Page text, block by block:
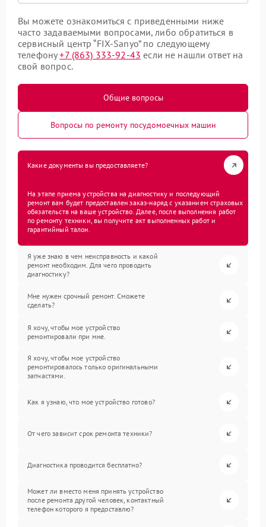
Вы можете ознакомиться с приведенными ниже
часто задаваемыми вопросами, либо обратиться в
сервисный центр “FIX-Sanyo” по следующему
телефону+7 (863) 333-92-43 если не нашли ответ на
свой вопрос.
Общие вопросы
Вопросы по ремонту посудомоечных машин
Какие документы вы предоставляете?
На этапе приема устройства на диагностику и последующий
ремонт вам будет предоставлен заказ-наряд с указанием страховых
обязательств на ваше устройство. Далее, после выполнения работ
по ремонту техники, вы получите акт выполненных работ и
гарантийный талон.
Я уже знаю в чем неисправность и какой
ремонт необходим. Для чего проводить
диагностику?
Мне нужен срочный ремонт. Сможете
сделать?
Я хочу, чтобы мое устройство
ремонтировали при мне.
Я хочу, чтобы мое устройство
ремонтировалось только оригинальными
запчастями.
Как я узнаю, что мое устройство готово?
От чего зависит срок ремонта техники?
Диагностика проводится бесплатно?
Может ли вместо меня принять устройство
после ремонта другой человек, контактный
телефон которого я предоставлю?